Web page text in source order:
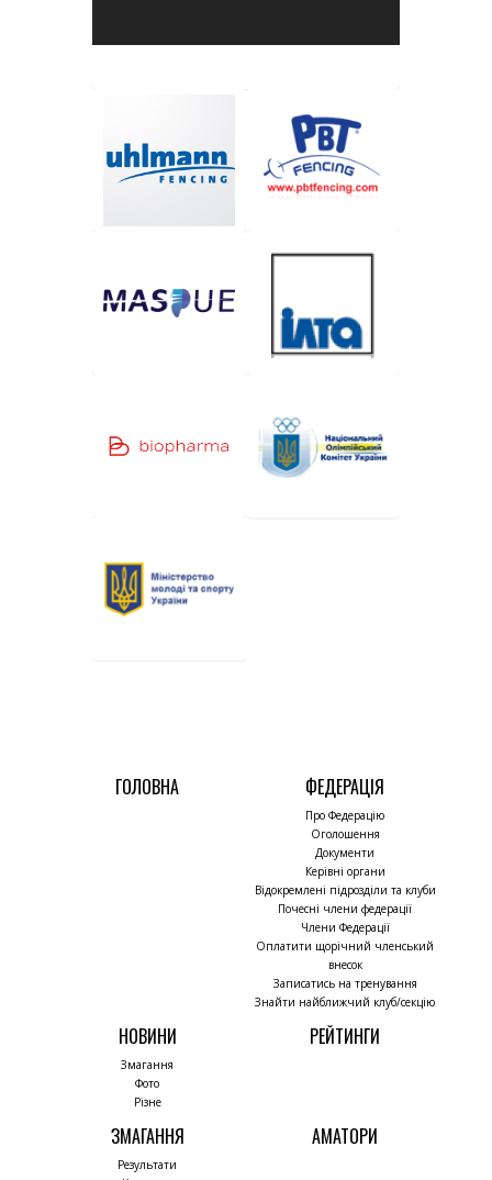
ГОЛОВНА ФЕДЕРАЦІЯ
Про Федерацію
Оголошення
Документи
Керівні органи
Відокремлені підрозділи та клуби
Почесні члени федерації
Члени Федерації
Оплатити щорічний членський
внесок
Записатись на тренування
Знайти найближчий клуб/секцію
НОВИНИ
Змагання
Фото
Різне
РЕЙТИНГИ
ЗМАГАННЯ
Результати
АМАТОРИ